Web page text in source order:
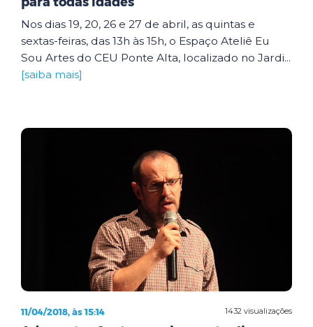
Nos dias 19, 20, 26 e 27 de abril, as quintas e
sextas-feiras, das 13h às 15h, o Espaço Ateliê Eu
Sou Artes do CEU Ponte Alta, localizado no Jardi...
[saiba mais]
1432 visualizações
11/04/2018, às 15:14